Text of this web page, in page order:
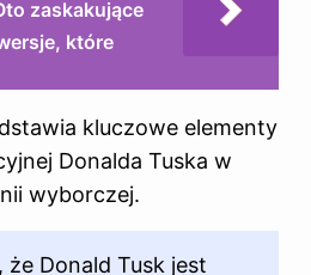
zaskakujące
które
kluczowe elementy
Donalda Tuska w
wyborczej.
Donald Tusk jest